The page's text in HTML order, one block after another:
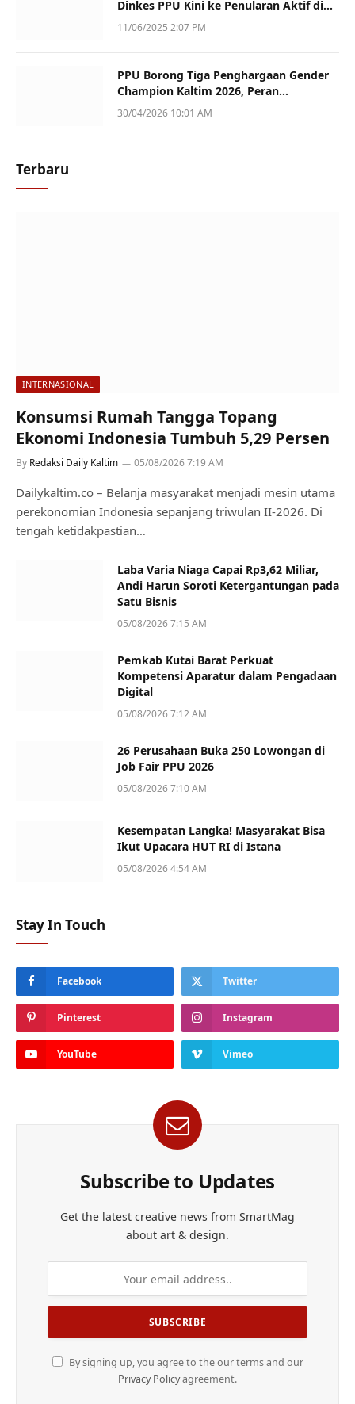
Dinkes PPU Kini ke Penularan Aktif di
Sotek
11/06/2025 2:07 PM
PPU Borong Tiga Penghargaan Gender
Champion Kaltim 2026, Peran
Perempuan Jadi Sorotan
30/04/2026 10:01 AM
Terbaru
INTERNASIONAL
Konsumsi Rumah Tangga Topang
Ekonomi Indonesia Tumbuh 5,29 Persen
By Redaksi Daily Kaltim 05/08/2026 7:19 AM
Dailykaltim.co – Belanja masyarakat menjadi mesin utama
perekonomian Indonesia sepanjang triwulan II-2026. Di
tengah ketidakpastian…
Laba Varia Niaga Capai Rp3,62 Miliar,
Andi Harun Soroti Ketergantungan pada
Satu Bisnis
05/08/2026 7:15 AM
Pemkab Kutai Barat Perkuat
Kompetensi Aparatur dalam Pengadaan
Digital
05/08/2026 7:12 AM
26 Perusahaan Buka 250 Lowongan di
Job Fair PPU 2026
05/08/2026 7:10 AM
Kesempatan Langka! Masyarakat Bisa
Ikut Upacara HUT RI di Istana
05/08/2026 4:54 AM
Stay In Touch
Facebook Twitter
Pinterest Instagram
YouTube Vimeo
Subscribe to Updates
Get the latest creative news from SmartMag
about art & design.
By signing up, you agree to the our terms and our
Privacy Policyagreement.